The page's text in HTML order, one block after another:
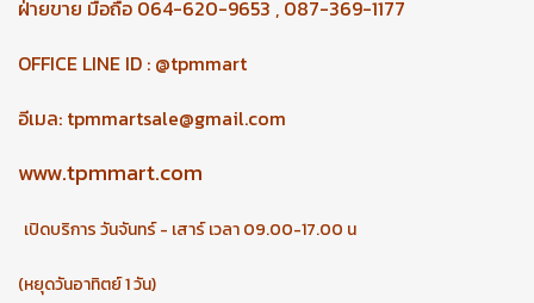
ฝ่ายขาย มือถือ 064-620-9653 , 087-369-1177
OFFICE LINE ID : @tpmmart
อีเมล: tpmmartsale@gmail.com
www.tpmmart.com
เปิดบริการ วันจันทร์ - เสาร์ เวลา 09.00-17.00 น
(หยุดวันอาทิตย์ 1 วัน)